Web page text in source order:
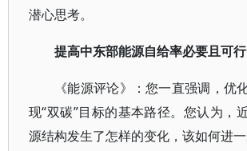
潜心思考。
提高中东部能源自给率必要且可行
《能源评论》：您一直强调，优
现“双碳”目标的基本路径。您认为，
源结构发生了怎样的变化，该如何进